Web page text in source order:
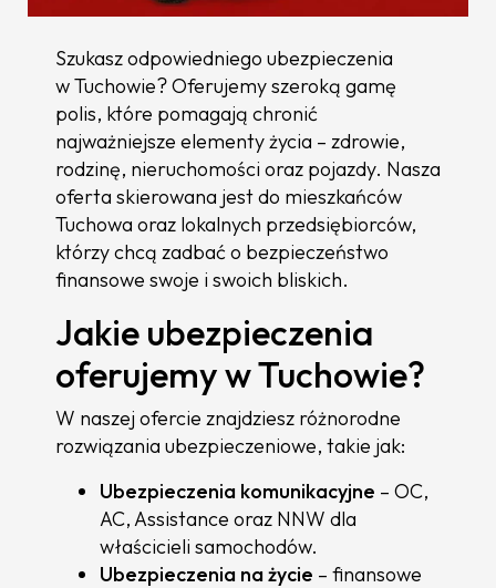
Szukasz odpowiedniego ubezpieczenia
w Tuchowie? Oferujemy szeroką gamę
polis, które pomagają chronić
najważniejsze elementy życia – zdrowie,
rodzinę, nieruchomości oraz pojazdy. Nasza
oferta skierowana jest do mieszkańców
Tuchowa oraz lokalnych przedsiębiorców,
którzy chcą zadbać o bezpieczeństwo
finansowe swoje i swoich bliskich.
Jakie ubezpieczenia
oferujemy w Tuchowie?
W naszej ofercie znajdziesz różnorodne
rozwiązania ubezpieczeniowe, takie jak:
Ubezpieczenia komunikacyjne – OC,
AC, Assistance oraz NNW dla
właścicieli samochodów.
Ubezpieczenia na życie – finansowe